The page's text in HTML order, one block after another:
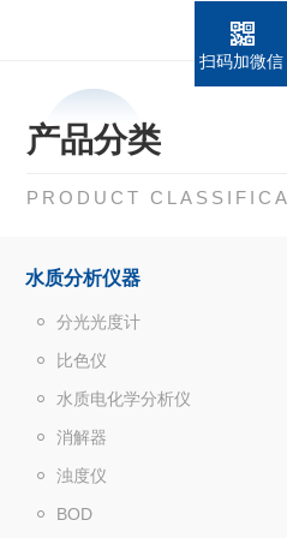
产品分类
PRODUCT
水质分析仪器
分光光度计
比色仪
水质电化学分析仪
消解器
浊度仪
BOD
扫码加微信